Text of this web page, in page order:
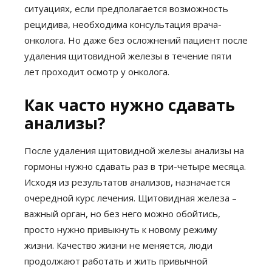
ситуациях, если предполагается возможность
рецидива, необходима консультация врача-
онколога. Но даже без осложнений пациент после
удаления щитовидной железы в течение пяти
лет проходит осмотр у онколога.
Как часто нужно сдавать
анализы?
После удаления щитовидной железы анализы на
гормоны нужно сдавать раз в три-четыре месяца.
Исходя из результатов анализов, назначается
очередной курс лечения. Щитовидная железа –
важный орган, но без него можно обойтись,
просто нужно привыкнуть к новому режиму
жизни. Качество жизни не меняется, люди
продолжают работать и жить привычной